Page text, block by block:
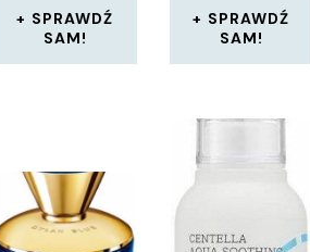
SPRAWDŹ
SAM!
SPRAWDŹ
SAM!